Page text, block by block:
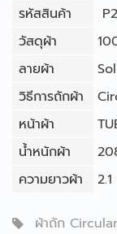
รหัสสินค้า
วัสดุผ้า
ลายผ้า
วิธีการถักผ้า
หน้าผ้า
น้ำหนักผ้า
ความยาวผ้า
ผ้าถัก